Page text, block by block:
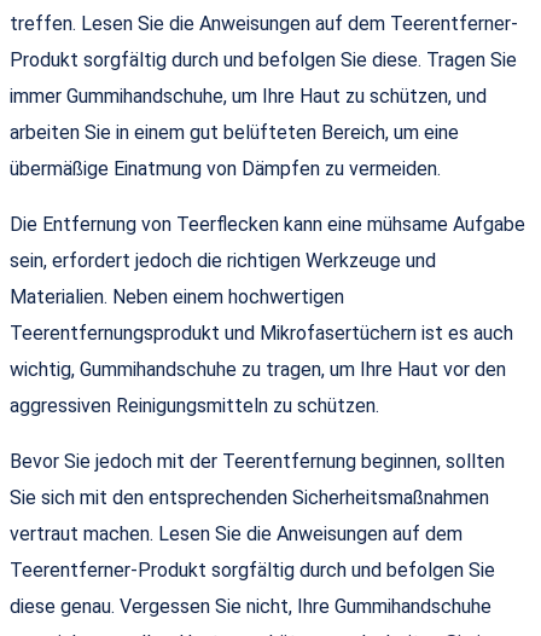
treffen. Lesen Sie die Anweisungen auf dem Teerentferner-
Produkt sorgfältig durch und befolgen Sie diese. Tragen Sie
immer Gummihandschuhe, um Ihre Haut zu schützen, und
arbeiten Sie in einem gut belüfteten Bereich, um eine
übermäßige Einatmung von Dämpfen zu vermeiden.
Die Entfernung von Teerflecken kann eine mühsame Aufgabe
sein, erfordert jedoch die richtigen Werkzeuge und
Materialien. Neben einem hochwertigen
Teerentfernungsprodukt und Mikrofasertüchern ist es auch
wichtig, Gummihandschuhe zu tragen, um Ihre Haut vor den
aggressiven Reinigungsmitteln zu schützen.
Bevor Sie jedoch mit der Teerentfernung beginnen, sollten
Sie sich mit den entsprechenden Sicherheitsmaßnahmen
vertraut machen. Lesen Sie die Anweisungen auf dem
Teerentferner-Produkt sorgfältig durch und befolgen Sie
diese genau. Vergessen Sie nicht, Ihre Gummihandschuhe